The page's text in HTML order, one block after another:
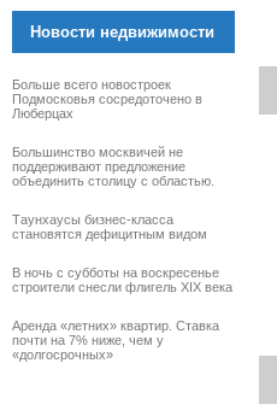
Новости недвижимости
Больше всего новостроек
Подмосковья сосредоточено в
Люберцах
Большинство москвичей не
поддерживают предложение
объединить столицу с областью.
Таунхаусы бизнес-класса
становятся дефицитным видом
В ночь с субботы на воскресенье
строители снесли флигель XIX века
Аренда «летних» квартир. Ставка
почти на 7% ниже, чем у
«долгосрочных»